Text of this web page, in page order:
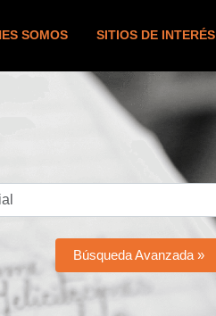
SOMOS SITIOS DE INTERÉS
Búsqueda Avanzada »